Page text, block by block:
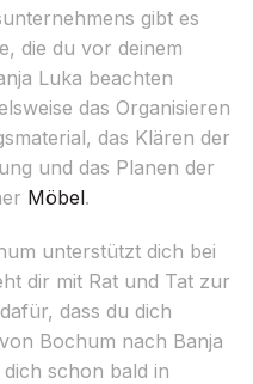
gibt es
die du vor deinem
Luka beachten
das Organisieren
das Klären der
und das Planen der
Möbel.
unterstützt dich bei
dir mit Rat und Tat zur
dass du dich
Bochum nach Banja
schon bald in